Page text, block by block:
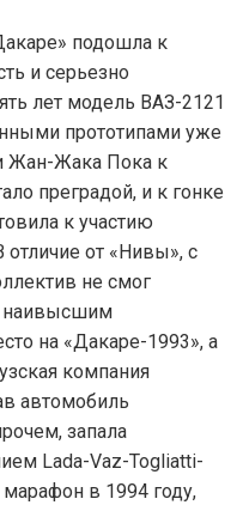
подошла к
и серьезно
лет модель ВАЗ-2121
прототипами уже
Жан-Жака Пока к
преградой, и к гонке
к участию
отличие от «Нивы», с
не смог
наивысшим
на «Дакаре-1993», а
компания
автомобиль
запала
Lada-Vaz-Togliatti-
марафон в 1994 году,